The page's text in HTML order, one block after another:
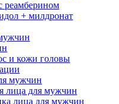
реамберином
+ милдронат
и кожи головы
мужчин
лица для мужчин
лица для мужчин